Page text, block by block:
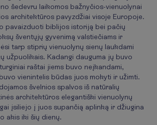
šedevru laikomos bažnyčios-vienuolynai
architektūros pavyzdžiai visoje Europoje.
pavaizduoti biblijos istoriją bei pačių
šventųjų gyvenimą valstiečiams ir
tarp stiprių vienuolynų sienų laukdami
užpuolikais. Kadangi dauguma jų buvo
raštai jiems buvo neįkandami,
vienintelis būdas juos mokyti ir užimti.
švelnios spalvos iš natūralių
architektūros elegantiški vienuolynų
įsiliejo į juos supančią aplinką ir džiugina
akis iki šių dienų.